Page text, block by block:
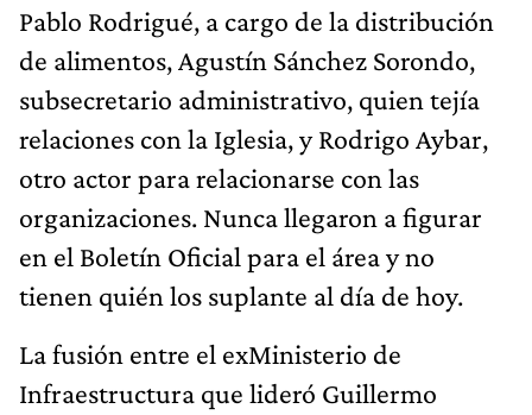
Pablo Rodrigué, a cargo de la distribución
de alimentos, Agustín Sánchez Sorondo,
subsecretario administrativo, quien tejía
relaciones con la Iglesia, y Rodrigo Aybar,
otro actor para relacionarse con las
organizaciones. Nunca llegaron a figurar
en el Boletín Oficial para el área y no
tienen quién los suplante al día de hoy.
La fusión entre el exMinisterio de
Infraestructura que lideró Guillermo